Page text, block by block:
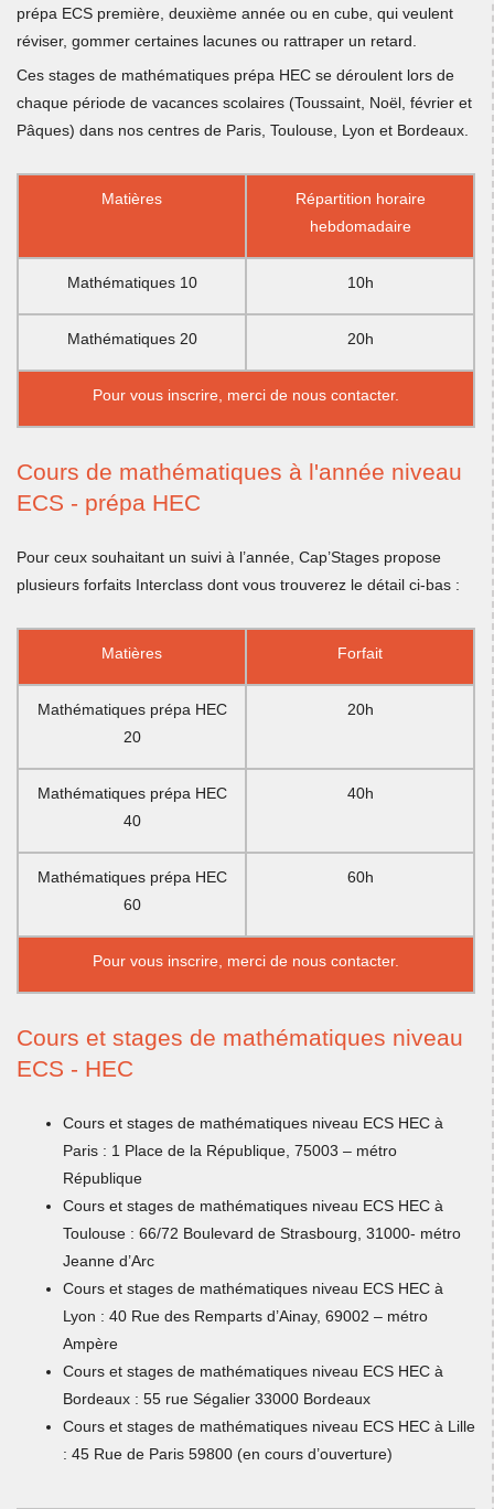
prépa ECS première, deuxième année ou en cube, qui veulent
réviser, gommer certaines lacunes ou rattraper un retard.
Ces stages de mathématiques prépa HEC se déroulent lors de
chaque période de vacances scolaires (Toussaint, Noël, février et
Pâques) dans nos centres de Paris, Toulouse, Lyon et Bordeaux.
Matières
Répartition horaire
hebdomadaire
Mathématiques 10 10h
Mathématiques 20 20h
Pour vous inscrire, merci de nous contacter.
Cours de mathématiques à l'année niveau
ECS - prépa HEC
Pour ceux souhaitant un suivi à l’année, Cap’Stages propose
plusieurs forfaits Interclass dont vous trouverez le détail ci-bas :
Matières Forfait
Mathématiques prépa HEC
20
20h
Mathématiques prépa HEC
40
40h
Mathématiques prépa HEC
60
60h
Pour vous inscrire, merci de nous contacter.
Cours et stages de mathématiques niveau
ECS - HEC
Cours et stages de mathématiques niveau ECS HEC à
Paris : 1 Place de la République, 75003 – métro
République
Cours et stages de mathématiques niveau ECS HEC à
Toulouse : 66/72 Boulevard de Strasbourg, 31000- métro
Jeanne d’Arc
Cours et stages de mathématiques niveau ECS HEC à
Lyon : 40 Rue des Remparts d’Ainay, 69002 – métro
Ampère
Cours et stages de mathématiques niveau ECS HEC à
Bordeaux : 55 rue Ségalier 33000 Bordeaux
Cours et stages de mathématiques niveau ECS HEC à Lille
: 45 Rue de Paris 59800 (en cours d’ouverture)